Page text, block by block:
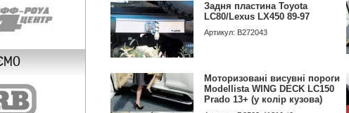
Задня пластина Toyota
LC80/Lexus LX450 89-97
Артикул: B272043
Моторизовані висувні пороги
Modellista WING DECK LC150
Prado 13+ (у колір кузова)